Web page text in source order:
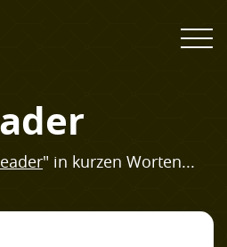
" in kurzen Worten...